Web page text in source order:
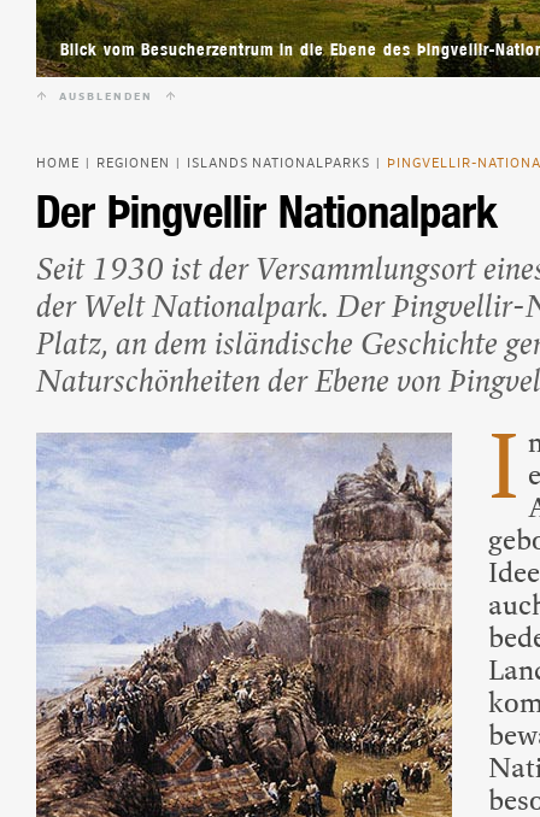
Camping auf Island
Island Urlaub
Blick vom Besucherzentrum in die Ebene des Þingvellir-
AUSBLENDEN
HOME REGIONEN ISLANDS NATIONALPARKS ÞINGVELLIR-
Der Þingvellir Nationalpark
Seit 1930 ist der Versammlungsort
der Welt Nationalpark. Der Þingvellir-
Platz, an dem isländische Geschichte
Naturschönheiten der Ebene von
I